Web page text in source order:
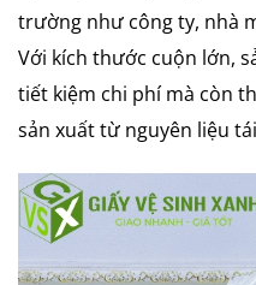
trường như công ty, nhà
Với kích thước cuộn lớn,
tiết kiệm chi phí mà còn
sản xuất từ nguyên liệu